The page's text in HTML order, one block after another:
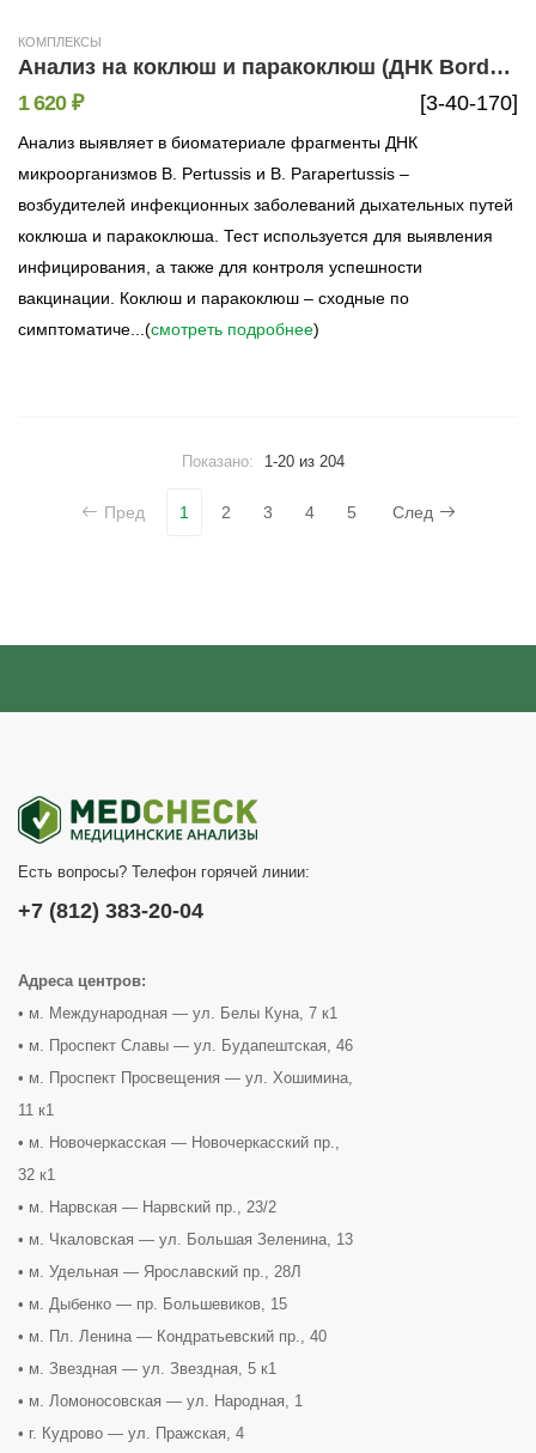
КОМПЛЕКСЫ
Анализ на коклюш и паракоклюш (ДНК Bordetella pertussis, Bordetella parapertussis, метод ПЦР)
[3-40-170]
1 620 ₽
Анализ выявляет в биоматериале фрагменты ДНК
микроорганизмов B. Pertussis и B. Parapertussis –
возбудителей инфекционных заболеваний дыхательных путей
коклюша и паракоклюша. Тест используется для выявления
инфицирования, а также для контроля успешности
вакцинации. Коклюш и паракоклюш – сходные по
симптоматиче...(смотреть подробнее)
Показано: 1-20 из 204
Пред 1 2 3 4 5 След
Есть вопросы? Телефон горячей линии:
+7 (812) 383-20-04
Адреса центров:
• м. Международная — ул. Белы Куна, 7 к1
• м. Проспект Славы — ул. Будапештская, 46
• м. Проспект Просвещения — ул. Хошимина,
11 к1
• м. Новочеркасская — Новочеркасский пр.,
32 к1
• м. Нарвская — Нарвский пр., 23/2
• м. Чкаловская — ул. Большая Зеленина, 13
• м. Удельная — Ярославский пр., 28Л
• м. Дыбенко — пр. Большевиков, 15
• м. Пл. Ленина — Кондратьевский пр., 40
• м. Звездная — ул. Звездная, 5 к1
• м. Ломоносовская — ул. Народная, 1
• г. Кудрово — ул. Пражская, 4